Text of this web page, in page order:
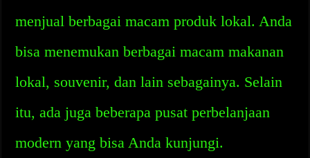
menjual berbagai macam produk lokal. Anda
bisa menemukan berbagai macam makanan
lokal, souvenir, dan lain sebagainya. Selain
itu, ada juga beberapa pusat perbelanjaan
modern yang bisa Anda kunjungi.